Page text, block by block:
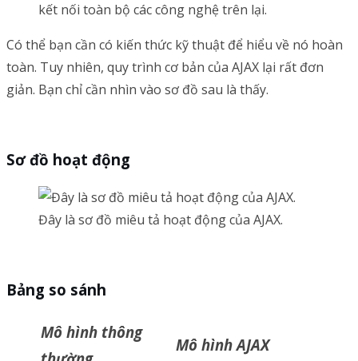
kết nối toàn bộ các công nghệ trên lại.
Có thể bạn cần có kiến thức kỹ thuật để hiểu về nó hoàn
toàn. Tuy nhiên, quy trình cơ bản của AJAX lại rất đơn
giản. Bạn chỉ cần nhìn vào sơ đồ sau là thấy.
Sơ đồ hoạt động
Đây là sơ đồ miêu tả hoạt động của AJAX.
Bảng so sánh
Mô hình thông
Mô hình AJAX